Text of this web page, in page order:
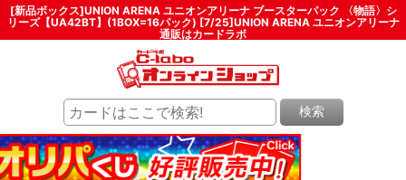
[新品ボックス]UNION ARENA ユニオンアリーナ ブースターパック 〈物語〉シ
リーズ【UA42BT】(1BOX=16パック) [7/25]UNION ARENA ユニオンアリーナ
通販はカードラボ
検索